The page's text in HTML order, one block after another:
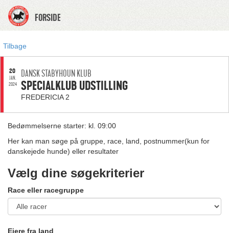
FORSIDE
Tilbage
20
JAN.
2024
DANSK STABYHOUN KLUB
SPECIALKLUB UDSTILLING
FREDERICIA 2
Bedømmelserne starter: kl. 09:00
Her kan man søge på gruppe, race, land, postnummer(kun for
danskejede hunde) eller resultater
Vælg dine søgekriterier
Race eller racegruppe
Ejere fra land